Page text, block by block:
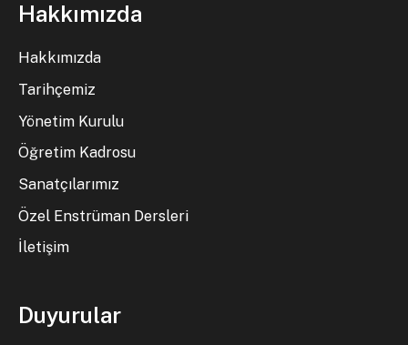
Hakkımızda
Hakkımızda
Tarihçemiz
Yönetim Kurulu
Öğretim Kadrosu
Sanatçılarımız
Özel Enstrüman Dersleri
İletişim
Duyurular